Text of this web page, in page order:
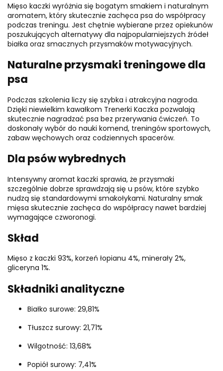
Mięso kaczki wyróżnia się bogatym smakiem i naturalnym
aromatem, który skutecznie zachęca psa do współpracy
podczas treningu. Jest chętnie wybierane przez opiekunów
poszukujących alternatywy dla najpopularniejszych źródeł
białka oraz smacznych przysmaków motywacyjnych.
Naturalne przysmaki treningowe dla
psa
Podczas szkolenia liczy się szybka i atrakcyjna nagroda.
Dzięki niewielkim kawałkom Trenerki Kaczka pozwalają
skutecznie nagradzać psa bez przerywania ćwiczeń. To
doskonały wybór do nauki komend, treningów sportowych,
zabaw węchowych oraz codziennych spacerów.
Dla psów wybrednych
Intensywny aromat kaczki sprawia, że przysmaki
szczególnie dobrze sprawdzają się u psów, które szybko
nudzą się standardowymi smakołykami. Naturalny smak
mięsa skutecznie zachęca do współpracy nawet bardziej
wymagające czworonogi.
Skład
Mięso z kaczki 93%, korzeń łopianu 4%, minerały 2%,
gliceryna 1%.
Składniki analityczne
Białko surowe: 29,81%
Tłuszcz surowy: 21,71%
Wilgotność: 13,68%
Popiół surowy: 7,41%